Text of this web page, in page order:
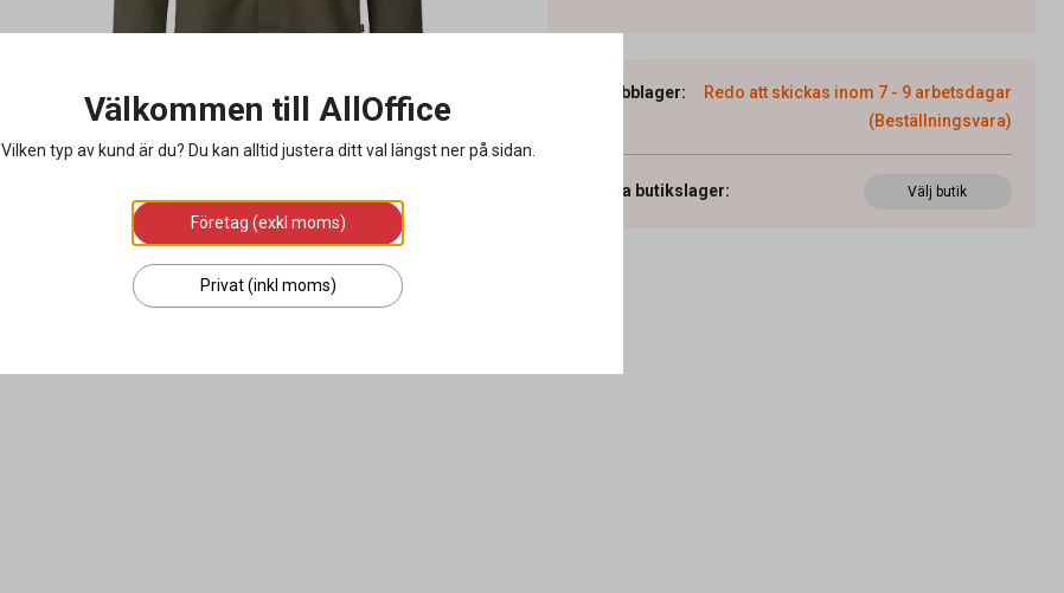
Webblager:
Redo att skickas inom 7 - 9 arbetsdagar
(Beställningsvara)
Visa butikslager: Välj butik
Välkommen till AllOffice
Vilken typ av kund är du? Du kan alltid justera ditt val längst ner på sidan.
Företag (exkl moms)
Privat (inkl moms)